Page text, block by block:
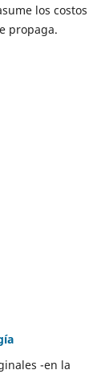
los costos
propaga.
-en la